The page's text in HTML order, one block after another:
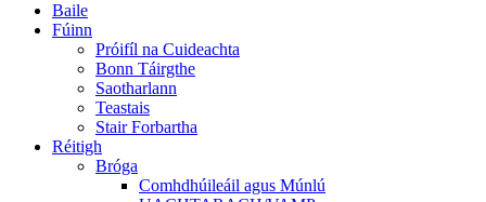
Baile
Fúinn
Próifíl na Cuideachta
Bonn Táirgthe
Saotharlann
Teastais
Stair Forbartha
Réitigh
Bróga
Comhdhúileáil agus Múnlú